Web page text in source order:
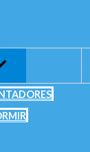
C/Capucha